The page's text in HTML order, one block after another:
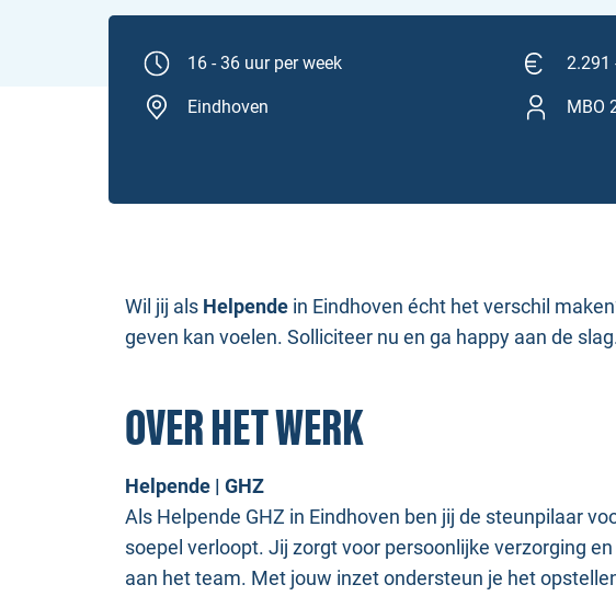
16 - 36 uur per week 2.291
Eindhoven MBO
Wil jij als Helpende in Eindhoven écht het verschil
geven kan voelen. Solliciteer nu en ga happy aan de
OVER HET WERK
Helpende | GHZ
Als Helpende GHZ in Eindhoven ben jij de steunpilaar
soepel verloopt. Jij zorgt voor persoonlijke verzorging
aan het team. Met jouw inzet ondersteun je het